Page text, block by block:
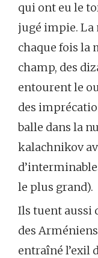
qui ont eu le
jugé impie. La
chaque fois la
champ, des
entourent le
des
balle dans la
kalachnikov
le plus grand).
Ils tuent aussi
des
entraîné l’exil